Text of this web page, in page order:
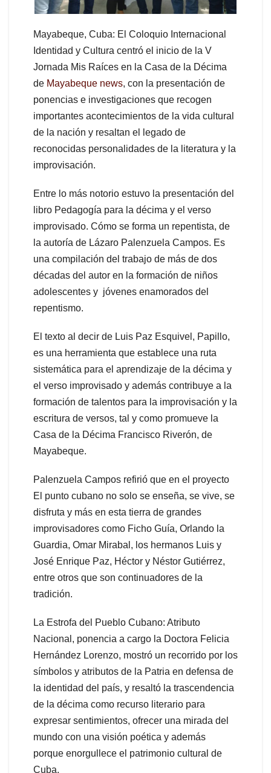
Mayabeque, Cuba: El Coloquio Internacional
Identidad y Cultura centró el inicio de la V
Jornada Mis Raíces en la Casa de la Décima
de Mayabeque news, con la presentación de
ponencias e investigaciones que recogen
importantes acontecimientos de la vida cultural
de la nación y resaltan el legado de
reconocidas personalidades de la literatura y la
improvisación.
Entre lo más notorio estuvo la presentación del
libro Pedagogía para la décima y el verso
improvisado. Cómo se forma un repentista, de
la autoría de Lázaro Palenzuela Campos. Es
una compilación del trabajo de más de dos
décadas del autor en la formación de niños
adolescentes y jóvenes enamorados del
repentismo.
El texto al decir de Luis Paz Esquivel, Papillo,
es una herramienta que establece una ruta
sistemática para el aprendizaje de la décima y
el verso improvisado y además contribuye a la
formación de talentos para la improvisación y la
escritura de versos, tal y como promueve la
Casa de la Décima Francisco Riverón, de
Mayabeque.
Palenzuela Campos refirió que en el proyecto
El punto cubano no solo se enseña, se vive, se
disfruta y más en esta tierra de grandes
improvisadores como Ficho Guía, Orlando la
Guardia, Omar Mirabal, los hermanos Luis y
José Enrique Paz, Héctor y Néstor Gutiérrez,
entre otros que son continuadores de la
tradición.
La Estrofa del Pueblo Cubano: Atributo
Nacional, ponencia a cargo la Doctora Felicia
Hernández Lorenzo, mostró un recorrido por los
símbolos y atributos de la Patria en defensa de
la identidad del país, y resaltó la trascendencia
de la décima como recurso literario para
expresar sentimientos, ofrecer una mirada del
mundo con una visión poética y además
porque enorgullece el patrimonio cultural de
Cuba.